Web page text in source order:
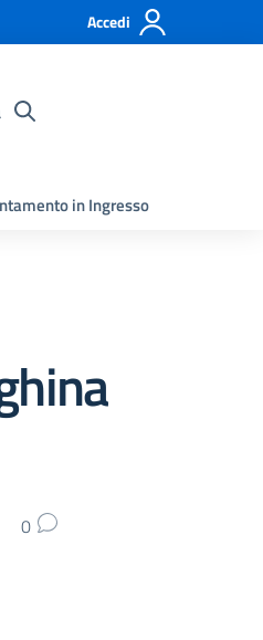
Accedi
in Ingresso
0